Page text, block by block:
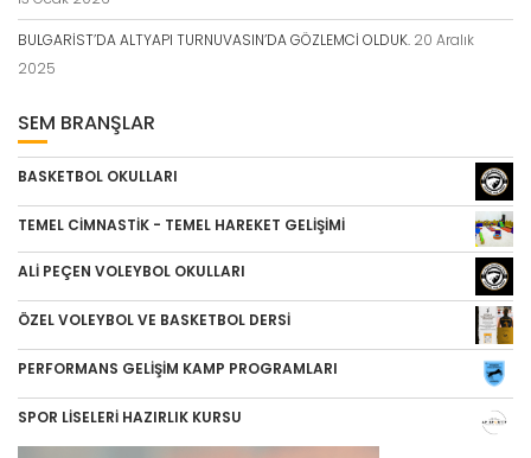
BULGARİST’DA ALTYAPI TURNUVASIN’DA GÖZLEMCİ OLDUK. 20 Aralık
2025
SEM BRANŞLAR
BASKETBOL OKULLARI
TEMEL CİMNASTİK - TEMEL HAREKET GELİŞİMİ
ALİ PEÇEN VOLEYBOL OKULLARI
ÖZEL VOLEYBOL VE BASKETBOL DERSİ
PERFORMANS GELİŞİM KAMP PROGRAMLARI
SPOR LİSELERİ HAZIRLIK KURSU